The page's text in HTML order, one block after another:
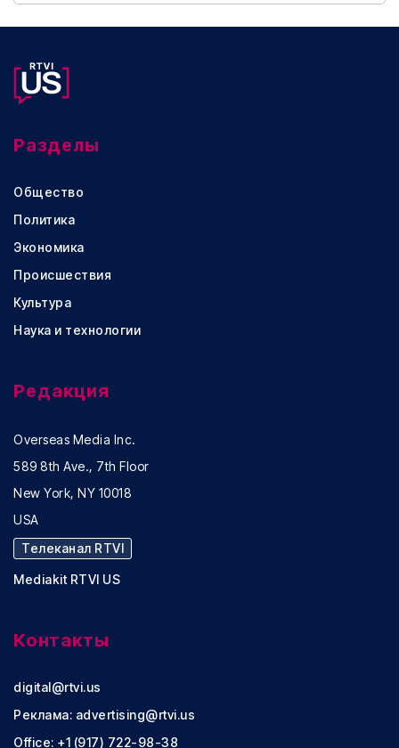
Разделы
Общество
Политика
Экономика
Происшествия
Культура
Наука и технологии
Редакция
Overseas Media Inc.
589 8th Ave., 7th Floor
New York, NY 10018
USA
Телеканал RTVI
Mediakit RTVI US
Контакты
digital@rtvi.us
Реклама: advertising@rtvi.us
Office: +1 (917) 722-98-38